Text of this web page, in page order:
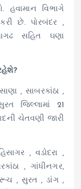
વિભાગે
છે. પોરબંદર ,
સહિત ઘણા
, સાબરકાંઠા ,
જિલ્લામાં 21
ચેતવણી જારી
, વડોદરા ,
, ગાંધીનગર,
, સુરત , ડાંગ ,